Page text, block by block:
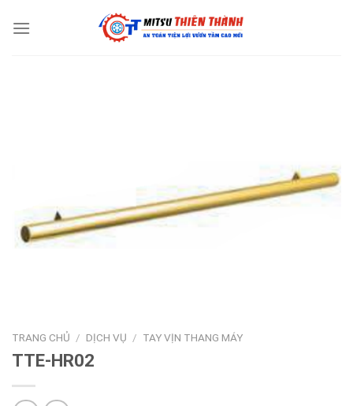
TRANG CHỦ / DỊCH VỤ / TAY VỊN THANG MÁY
TTE-HR02